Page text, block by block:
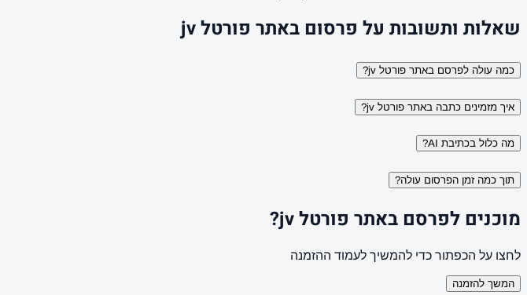
שאלות ותשובות על פרסום באתר פורטל jv
כמה עולה לפרסם באתר פורטל jv?
איך מזמינים כתבה באתר פורטל jv?
מה כלול בכתיבת AI?
תוך כמה זמן הפרסום עולה?
מוכנים לפרסם באתר פורטל jv?
לחצו על הכפתור כדי להמשיך לעמוד ההזמנה
המשך להזמנה